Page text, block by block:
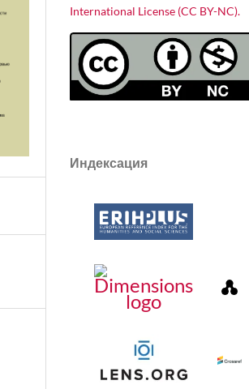
International License (CC BY-NC).
Индексация